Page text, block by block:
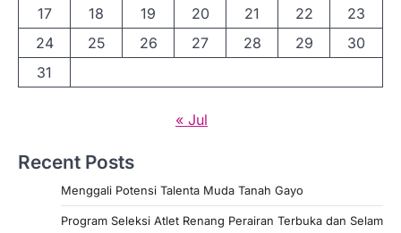
17
18 19 20 21 22
23
24
25 26 27 28 29
30
31
« Jul
Recent Posts
Menggali Potensi Talenta Muda Tanah Gayo
Program Seleksi Atlet Renang Perairan Terbuka dan Selam